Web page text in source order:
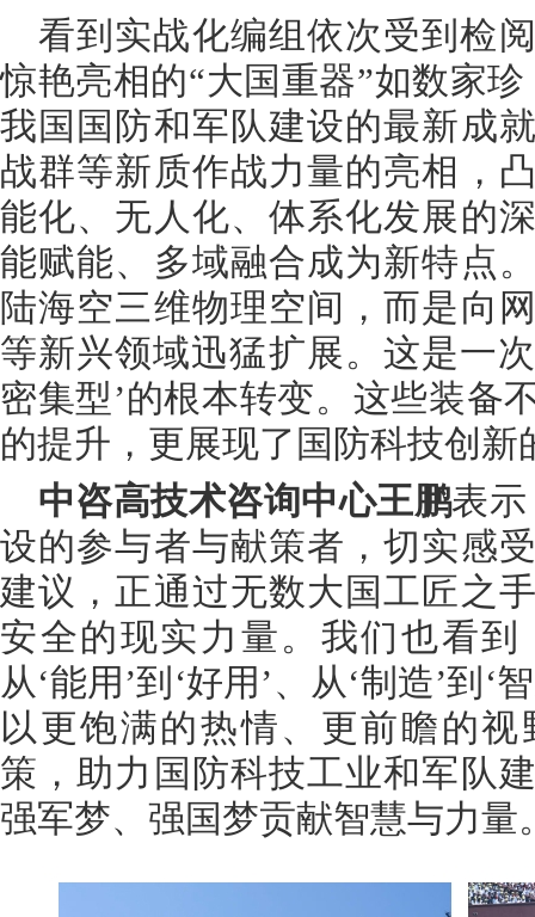
看到实战化编组依次受到检
惊艳亮相的“大国重器”如数家
我国国防和军队建设的最新成
战群等新质作战力量的亮相，
能化、无人化、体系化发展的
能赋能、多域融合成为新特点
陆海空三维物理空间，而是向
等新兴领域迅猛扩展。这是一
密集型’的根本转变。这些装备
的提升，更展现了国防科技创新
中咨高技术咨询中心王鹏表
设的参与者与献策者，切实感
建议，正通过无数大国工匠之
安全的现实力量。我们也看
从‘能用’到‘好用’、从‘制造’到
以更饱满的热情、更前瞻的
策，助力国防科技工业和军队
强军梦、强国梦贡献智慧与力量